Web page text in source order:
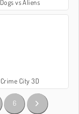
Dogs vs Aliens
Crime City 3D
6